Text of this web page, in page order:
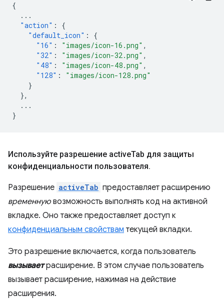
{
...
"action" :
{
"default_icon" :
{
"16" : "images/icon-16.png" ,
"32" : "images/icon-32.png" ,
"48" : "images/icon-48.png" ,
"128" :
"images/icon-128.png"
}
},
...
}
Используйте разрешение activeTab для защиты
конфиденциальности пользователя.
Разрешение activeTab предоставляет расширению
временнуювозможность выполнять код на активной
вкладке. Оно также предоставляет доступ к
конфиденциальным свойствам текущей вкладки.
Это разрешение включается, когда пользователь
вызываетрасширение. В этом случае пользователь
вызывает расширение, нажимая на действие
расширения.